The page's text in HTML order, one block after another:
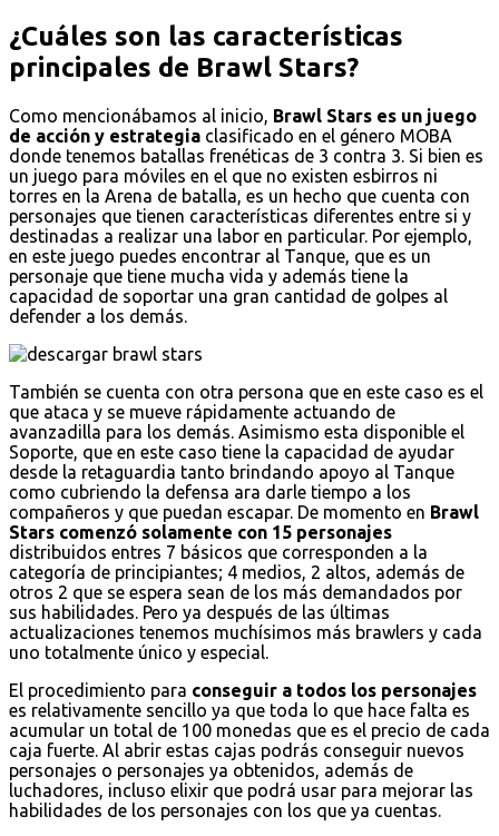
¿Cuáles son las características
principales de Brawl Stars?
Como mencionábamos al inicio, Brawl Stars es un juego
de acción y estrategia clasificado en el género MOBA
donde tenemos batallas frenéticas de 3 contra 3. Si bien es
un juego para móviles en el que no existen esbirros ni
torres en la Arena de batalla, es un hecho que cuenta con
personajes que tienen características diferentes entre si y
destinadas a realizar una labor en particular. Por ejemplo,
en este juego puedes encontrar al Tanque, que es un
personaje que tiene mucha vida y además tiene la
capacidad de soportar una gran cantidad de golpes al
defender a los demás.
También se cuenta con otra persona que en este caso es el
que ataca y se mueve rápidamente actuando de
avanzadilla para los demás. Asimismo esta disponible el
Soporte, que en este caso tiene la capacidad de ayudar
desde la retaguardia tanto brindando apoyo al Tanque
como cubriendo la defensa ara darle tiempo a los
compañeros y que puedan escapar. De momento en Brawl
Stars comenzó solamente con 15 personajes
distribuidos entres 7 básicos que corresponden a la
categoría de principiantes; 4 medios, 2 altos, además de
otros 2 que se espera sean de los más demandados por
sus habilidades. Pero ya después de las últimas
actualizaciones tenemos muchísimos más brawlers y cada
uno totalmente único y especial.
El procedimiento para conseguir a todos los personajes
es relativamente sencillo ya que toda lo que hace falta es
acumular un total de 100 monedas que es el precio de cada
caja fuerte. Al abrir estas cajas podrás conseguir nuevos
personajes o personajes ya obtenidos, además de
luchadores, incluso elixir que podrá usar para mejorar las
habilidades de los personajes con los que ya cuentas.